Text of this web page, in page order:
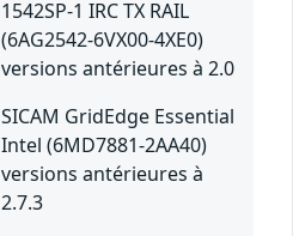
1542SP-1 IRC TX RAIL
(6AG2542-6VX00-4XE0)
versions antérieures à 2.0
SICAM GridEdge Essential
Intel (6MD7881-2AA40)
versions antérieures à
2.7.3